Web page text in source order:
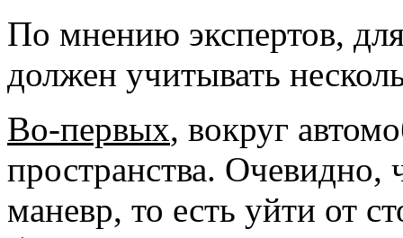
По мнению экспертов,
должен учитывать
Во-первых, вокруг
пространства.
маневр, то есть уйти от